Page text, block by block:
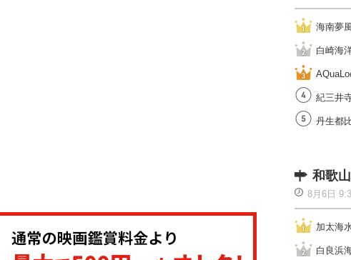
海南夢
白崎海
紀三井
丹生都
和歌
8月6日
加太海
白良浜